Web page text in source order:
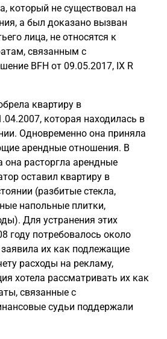
который не существовал на
а был доказано вызван
лица, не относятся к
связанным с
BFH от 09.05.2017, IX R
квартиру в
которая находилась в
Одновременно она приняла
арендные отношения. В
она расторгла арендные
оставил квартиру в
(разбитые стекла,
напольные плитки,
Для устранения этих
году потребовалось около
их как подлежащие
расходы на рекламу,
хотела рассматривать их как
связанные с
судьи поддержали